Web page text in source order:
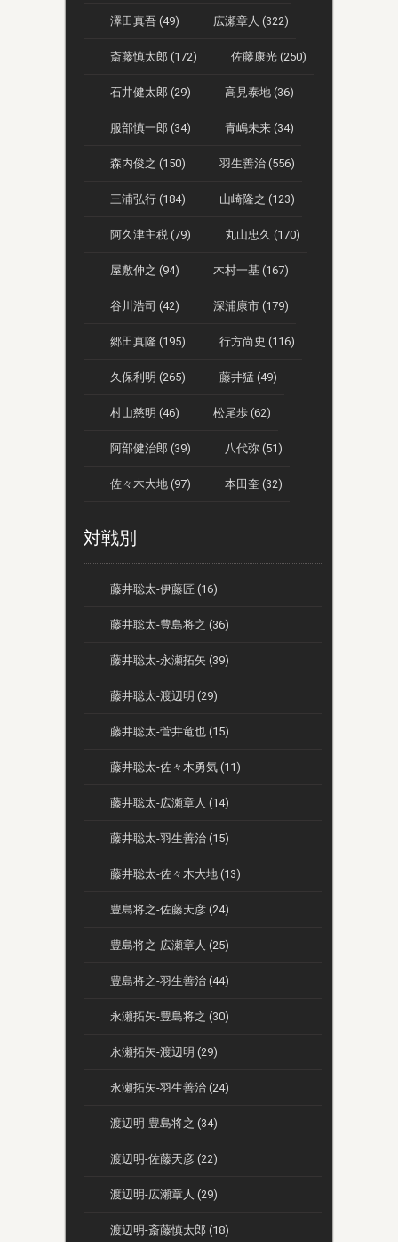
澤田真吾 (49) 広瀬章人 (322)
斎藤慎太郎 (172) 佐藤康光 (250)
石井健太郎 (29) 高見泰地 (36)
服部慎一郎 (34) 青嶋未来 (34)
森内俊之 (150) 羽生善治 (556)
三浦弘行 (184) 山崎隆之 (123)
阿久津主税 (79) 丸山忠久 (170)
屋敷伸之 (94) 木村一基 (167)
谷川浩司 (42) 深浦康市 (179)
郷田真隆 (195) 行方尚史 (116)
久保利明 (265) 藤井猛 (49)
村山慈明 (46) 松尾歩 (62)
阿部健治郎 (39) 八代弥 (51)
佐々木大地 (97) 本田奎 (32)
対戦別
藤井聡太-伊藤匠 (16)
藤井聡太-豊島将之 (36)
藤井聡太-永瀬拓矢 (39)
藤井聡太-渡辺明 (29)
藤井聡太-菅井竜也 (15)
藤井聡太-佐々木勇気 (11)
藤井聡太-広瀬章人 (14)
藤井聡太-羽生善治 (15)
藤井聡太-佐々木大地 (13)
豊島将之-佐藤天彦 (24)
豊島将之-広瀬章人 (25)
豊島将之-羽生善治 (44)
永瀬拓矢-豊島将之 (30)
永瀬拓矢-渡辺明 (29)
永瀬拓矢-羽生善治 (24)
渡辺明-豊島将之 (34)
渡辺明-佐藤天彦 (22)
渡辺明-広瀬章人 (29)
渡辺明-斎藤慎太郎 (18)